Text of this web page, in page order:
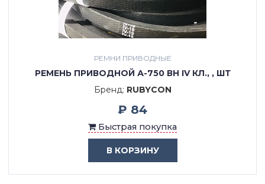
РЕМНИ ПРИВОДНЫЕ
РЕМЕНЬ ПРИВОДНОЙ А-750 ВН IV КЛ., , ШТ
Бренд: RUBYCON
₽ 84
Быстрая покупка
В КОРЗИНУ